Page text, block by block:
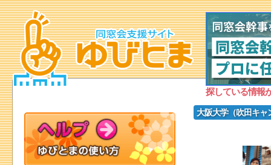
探している情報
大阪大学（吹田キャ